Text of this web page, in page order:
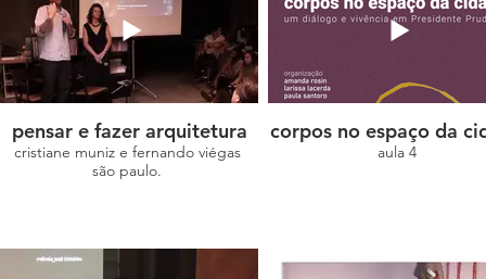
pensar e fazer arquitetura
cristiane muniz e fernando viégas
são paulo.
corpos no espaço da
aula 4